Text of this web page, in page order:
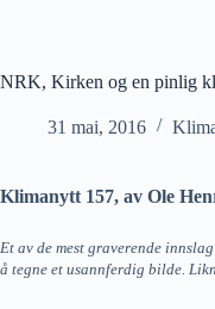
NRK, Kirken og en pinlig
31 mai, 2016
Klimanytt 157, av Ole
Et av de mest graverende
å tegne et usannferdig bilde.